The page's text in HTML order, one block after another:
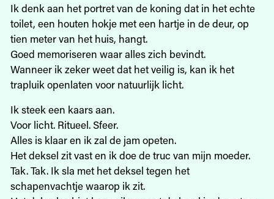
Ik denk aan het portret van de koning dat in het echte
toilet, een houten hokje met een hartje in de deur, op
tien meter van het huis, hangt.
Goed memoriseren waar alles zich bevindt.
Wanneer ik zeker weet dat het veilig is, kan ik het
trapluik openlaten voor natuurlijk licht.
Ik steek een kaars aan.
Voor licht. Ritueel. Sfeer.
Alles is klaar en ik zal de jam opeten.
Het deksel zit vast en ik doe de truc van mijn moeder.
Tak. Tak. Ik sla met het deksel tegen het
schapenvachtje waarop ik zit.